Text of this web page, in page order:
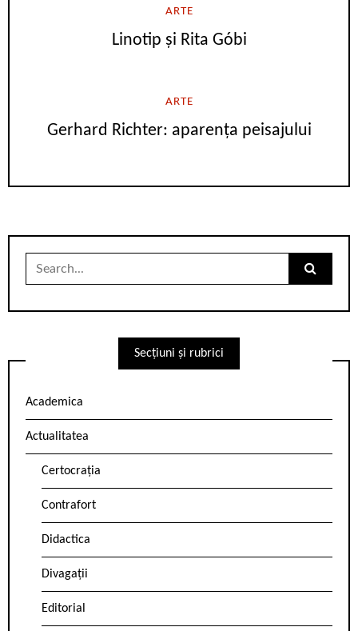
ARTE
Linotip și Rita Góbi
ARTE
Gerhard Richter: aparența peisajului
Search
Secțiuni și rubrici
Academica
Actualitatea
Certocrația
Contrafort
Didactica
Divagații
Editorial